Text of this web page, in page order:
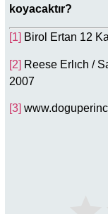
koyacaktır?
[1] Birol Ertan 12
[2] Reese Erlıch /
2007
[3]